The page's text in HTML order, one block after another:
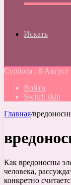
Искать
Суббота , 8 Август
Войти
Switch skin
Главная/
Как вредоносны
человека,
конкретно